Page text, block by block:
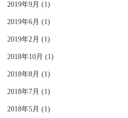
2019年9月 (1)
2019年6月 (1)
2019年2月 (1)
2018年10月 (1)
2018年8月 (1)
2018年7月 (1)
2018年5月 (1)